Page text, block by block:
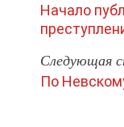
Начало
Следующая
По